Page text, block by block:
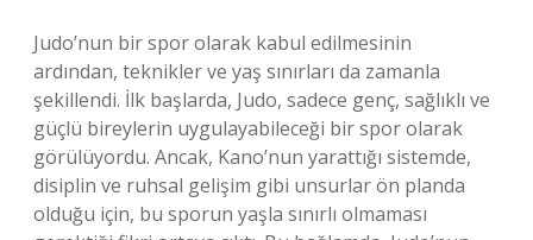
Judo’nun bir spor olarak kabul edilmesinin
ardından, teknikler ve yaş sınırları da zamanla
şekillendi. İlk başlarda, Judo, sadece genç, sağlıklı ve
güçlü bireylerin uygulayabileceği bir spor olarak
görülüyordu. Ancak, Kano’nun yarattığı sistemde,
disiplin ve ruhsal gelişim gibi unsurlar ön planda
olduğu için, bu sporun yaşla sınırlı olmaması